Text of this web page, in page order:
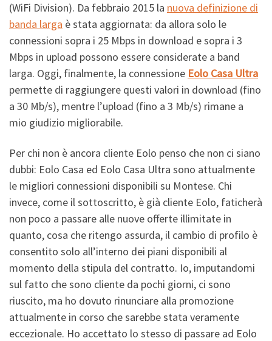
(WiFi Division). Da febbraio 2015 la nuova definizione di
banda larga è stata aggiornata: da allora solo le
connessioni sopra i 25 Mbps in download e sopra i 3
Mbps in upload possono essere considerate a band
larga. Oggi, finalmente, la connessione Eolo Casa Ultra
permette di raggiungere questi valori in download (fino
a 30 Mb/s), mentre l’upload (fino a 3 Mb/s) rimane a
mio giudizio migliorabile.
Per chi non è ancora cliente Eolo penso che non ci siano
dubbi: Eolo Casa ed Eolo Casa Ultra sono attualmente
le migliori connessioni disponibili su Montese. Chi
invece, come il sottoscritto, è già cliente Eolo, faticherà
non poco a passare alle nuove offerte illimitate in
quanto, cosa che ritengo assurda, il cambio di profilo è
consentito solo all’interno dei piani disponibili al
momento della stipula del contratto. Io, imputandomi
sul fatto che sono cliente da pochi giorni, ci sono
riuscito, ma ho dovuto rinunciare alla promozione
attualmente in corso che sarebbe stata veramente
eccezionale. Ho accettato lo stesso di passare ad Eolo